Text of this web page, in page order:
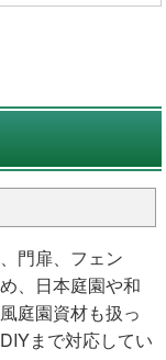
門扉、フェン
、日本庭園や和
庭園資材も扱っ
まで対応してい